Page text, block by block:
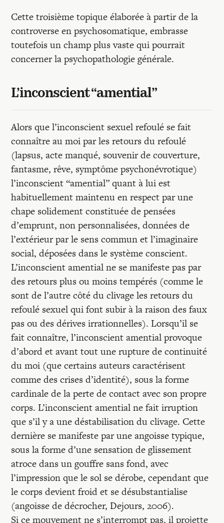
Cette troisième topique élaborée à partir de la
controverse en psychosomatique, embrasse
toutefois un champ plus vaste qui pourrait
concerner la psychopathologie générale.
L’inconscient “amential”
Alors que l’inconscient sexuel refoulé se fait
connaître au moi par les retours du refoulé
(lapsus, acte manqué, souvenir de couverture,
fantasme, rêve, symptôme psychonévrotique)
l’inconscient “amential” quant à lui est
habituellement maintenu en respect par une
chape solidement constituée de pensées
d’emprunt, non personnalisées, données de
l’extérieur par le sens commun et l’imaginaire
social, déposées dans le système conscient.
L’inconscient amential ne se manifeste pas par
des retours plus ou moins tempérés (comme le
sont de l’autre côté du clivage les retours du
refoulé sexuel qui font subir à la raison des faux
pas ou des dérives irrationnelles). Lorsqu’il se
fait connaître, l’inconscient amential provoque
d’abord et avant tout une rupture de continuité
du moi (que certains auteurs caractérisent
comme des crises d’identité), sous la forme
cardinale de la perte de contact avec son propre
corps. L’inconscient amential ne fait irruption
que s’il y a une déstabilisation du clivage. Cette
dernière se manifeste par une angoisse typique,
sous la forme d’une sensation de glissement
atroce dans un gouffre sans fond, avec
l’impression que le sol se dérobe, cependant que
le corps devient froid et se désubstantialise
(angoisse de décrocher, Dejours, 2006).
Si ce mouvement ne s’interrompt pas, il projette